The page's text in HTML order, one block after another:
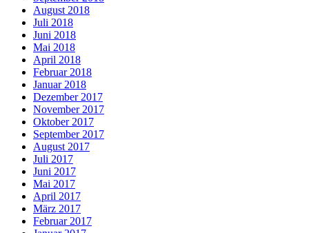
August 2018
Juli 2018
Juni 2018
Mai 2018
April 2018
Februar 2018
Januar 2018
Dezember 2017
November 2017
Oktober 2017
September 2017
August 2017
Juli 2017
Juni 2017
Mai 2017
April 2017
März 2017
Februar 2017